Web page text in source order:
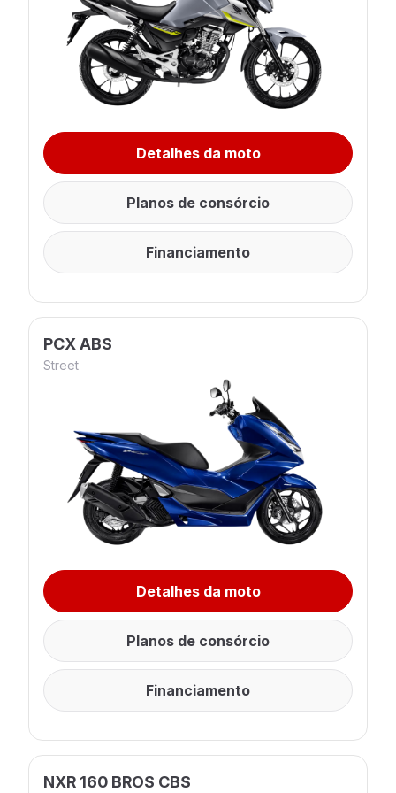
Detalhes da moto
Planos de consórcio
Financiamento
PCX ABS
Street
Detalhes da moto
Planos de consórcio
Financiamento
NXR 160 BROS CBS